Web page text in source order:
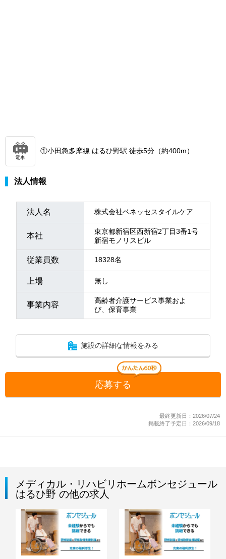
電車
①小田急多摩線 はるひ野駅 徒歩5分（約400m）
法人情報
法人名 株式会社ベネッセスタイルケア
本社
東京都新宿区西新宿2丁目3番1号
新宿モノリスビル
従業員数 18328名
上場 無し
事業内容
高齢者介護サービス事業およ
び、保育事業
施設の詳細な情報をみる
応募する
最終更新日：2026/07/24
掲載終了予定日：2026/09/18
メディカル・リハビリホームボンセジュール
はるひ野 の他の求人